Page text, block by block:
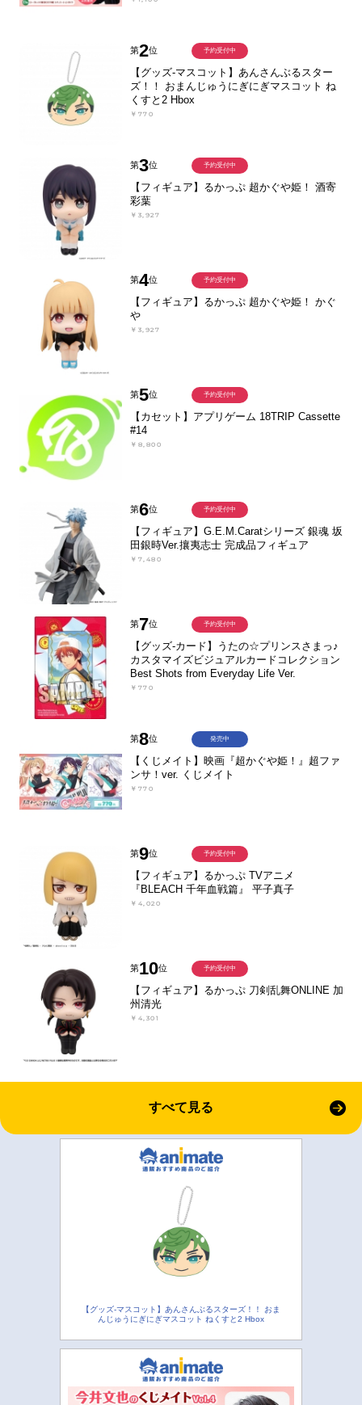
第2位
【グッズ-マスコット】あんさんぶるスター
ズ！！ おまんじゅうにぎにぎマスコット ね
くすと2 Hbox
￥770
予約受付中
第3位
【フィギュア】るかっぷ 超かぐや姫！ 酒寄
彩葉
￥3,927
予約受付中
第4位
【フィギュア】るかっぷ 超かぐや姫！ かぐ
や
￥3,927
予約受付中
第5位
【カセット】アプリゲーム 18TRIP Cassette
#14
￥8,800
予約受付中
第6位
【フィギュア】G.E.M.Caratシリーズ 銀魂 坂
田銀時Ver.攘夷志士 完成品フィギュア
￥7,480
予約受付中
第7位
【グッズ-カード】うたの☆プリンスさまっ♪
カスタマイズビジュアルカードコレクション
Best Shots from Everyday Life Ver.
￥770
予約受付中
第8位
【くじメイト】映画『超かぐや姫！』超ファ
ンサ！ver. くじメイト
￥770
発売中
第9位
【フィギュア】るかっぷ TVアニメ
『BLEACH 千年血戦篇』 平子真子
￥4,020
予約受付中
第10位
【フィギュア】るかっぷ 刀剣乱舞ONLINE 加
州清光
￥4,301
予約受付中
すべて見る
【グッズ-マスコット】あんさんぶるスターズ！！ おま
んじゅうにぎにぎマスコット ねくすと2 Hbox